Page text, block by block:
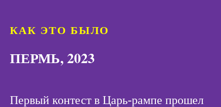
КАК ЭТО БЫЛО
ПЕРМЬ, 2023
Первый контест в Царь-рампе прошел